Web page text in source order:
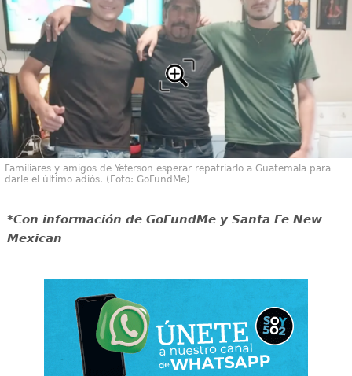
Familiares y amigos de Yeferson esperar repatriarlo a Guatemala para
darle el último adiós. (Foto: GoFundMe)
*Con información de GoFundMe y Santa Fe New
Mexican